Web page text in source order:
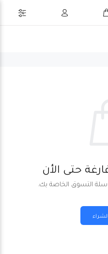
حتى الأن
التسوق الخاصة بك.